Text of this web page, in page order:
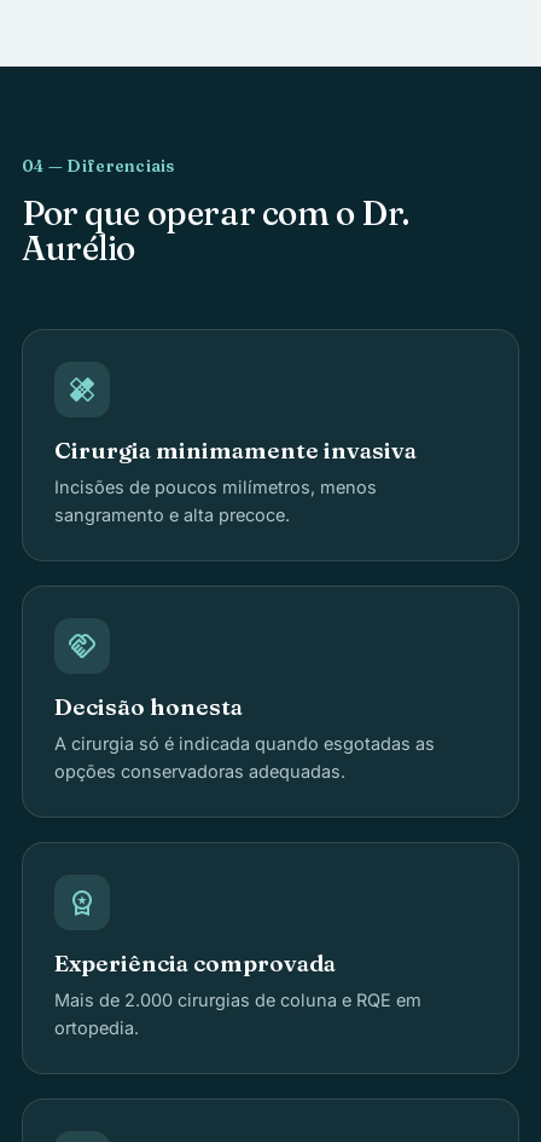
04 — Diferenciais
Por que operar com o Dr.
Aurélio
healing
Cirurgia minimamente invasiva
Incisões de poucos milímetros, menos
sangramento e alta precoce.
handshake
Decisão honesta
A cirurgia só é indicada quando esgotadas as
opções conservadoras adequadas.
workspace_premium
Experiência comprovada
Mais de 2.000 cirurgias de coluna e RQE em
ortopedia.